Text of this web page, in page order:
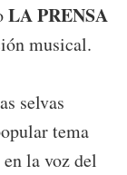
LA PRENSA
musical.
selvas
tema
la voz del